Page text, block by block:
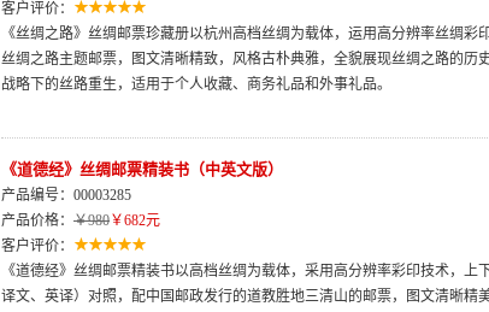
客户评价：
《丝绸之路》丝绸邮票珍藏册以杭州高档丝绸为载体，运用高分辨率丝绸彩
丝绸之路主题邮票，图文清晰精致，风格古朴典雅，全貌展现丝绸之路的历
战略下的丝路重生，适用于个人收藏、商务礼品和外事礼品。
《道德经》丝绸邮票精装书（中英文版）
产品编号：00003285
产品价格： ￥980￥682元
客户评价：
《道德经》丝绸邮票精装书以高档丝绸为载体，采用高分辨率彩印技术，上
译文、英译）对照，配中国邮政发行的道教胜地三清山的邮票，图文清晰精